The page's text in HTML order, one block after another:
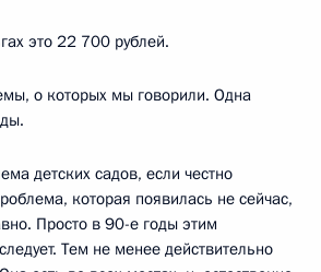
это 22 700 рублей.
о которых мы говорили. Одна
детских садов, если честно
которая появилась не сейчас,
Просто в 90-е годы этим
Тем не менее действительно